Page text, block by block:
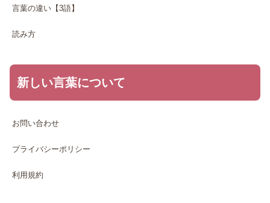
言葉の違い【3語】
読み方
新しい言葉について
お問い合わせ
プライバシーポリシー
利用規約